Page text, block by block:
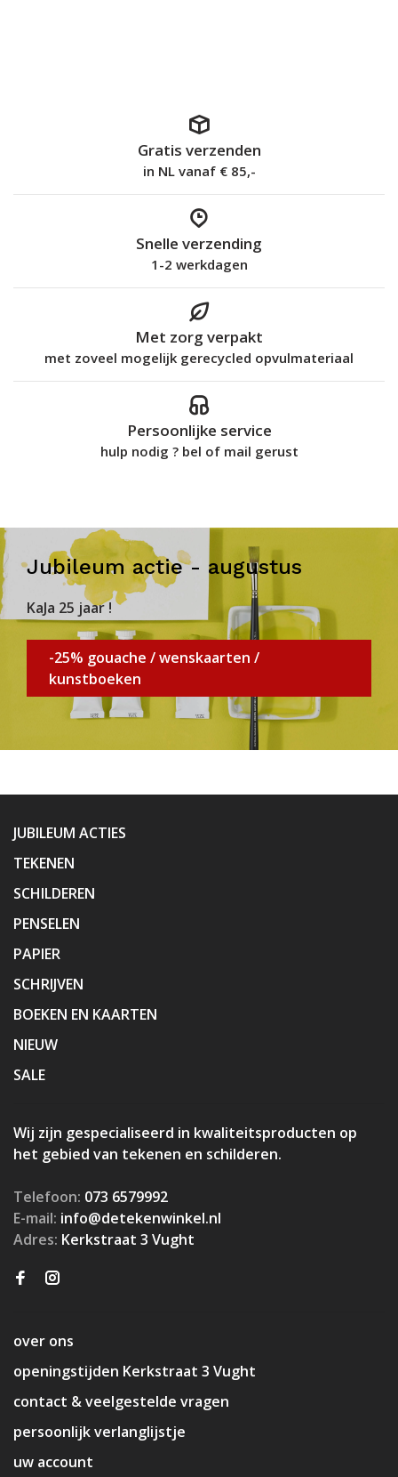
Gratis verzenden
in NL vanaf € 85,-
Snelle verzending
1-2 werkdagen
Met zorg verpakt
met zoveel mogelijk gerecycled opvulmateriaal
Persoonlijke service
hulp nodig ? bel of mail gerust
Jubileum actie - augustus
KaJa 25 jaar !
-25% gouache / wenskaarten /
kunstboeken
JUBILEUM ACTIES
TEKENEN
SCHILDEREN
PENSELEN
PAPIER
SCHRIJVEN
BOEKEN EN KAARTEN
NIEUW
SALE
Wij zijn gespecialiseerd in kwaliteitsproducten op
het gebied van tekenen en schilderen.
Telefoon: 073 6579992
E-mail: info@detekenwinkel.nl
Adres: Kerkstraat 3 Vught
over ons
openingstijden Kerkstraat 3 Vught
contact & veelgestelde vragen
persoonlijk verlanglijstje
uw account